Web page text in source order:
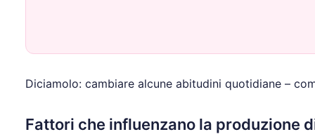
Diciamolo: cambiare alcune abitudini quotidiane –
Fattori che influenzano la produzione